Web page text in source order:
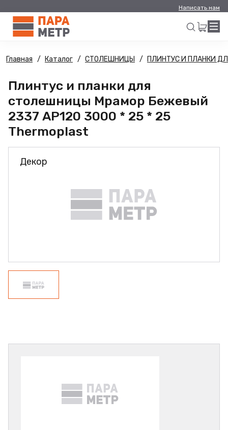
Написать нам
Искать
Главная Каталог СТОЛЕШНИЦЫ ПЛИНТУС И ПЛАНКИ
Плинтус и планки для
столешницы Мрамор Бежевый
2337 AP120 3000 * 25 * 25
Thermoplast
Декор